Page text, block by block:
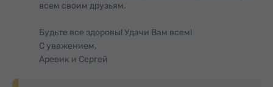
всем своим друзьям.
Будьте все здоровы! Удачи Вам всем!
С уважением,
Аревик и Сергей